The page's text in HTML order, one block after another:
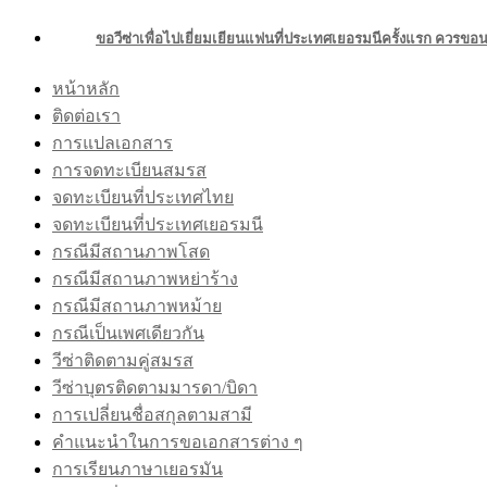
ขอวีซ่าเพื่อไปเยี่ยมเยียนแฟนที่ประเทศเยอรมนีครั้งแรก ควรขอ
หน้าหลัก
ติดต่อเรา
การแปลเอกสาร
การจดทะเบียนสมรส
จดทะเบียนที่ประเทศไทย
จดทะเบียนที่ประเทศเยอรมนี
กรณีมีสถานภาพโสด
กรณีมีสถานภาพหย่าร้าง
กรณีมีสถานภาพหม้าย
กรณีเป็นเพศเดียวกัน
วีซ่าติดตามคู่สมรส
วีซ่าบุตรติดตามมารดา/บิดา
การเปลี่ยนชื่อสกุลตามสามี
คำแนะนำในการขอเอกสารต่าง ๆ
การเรียนภาษาเยอรมัน